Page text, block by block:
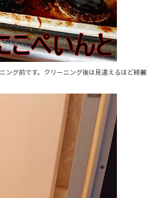
ング前です。クリーニング後は見違えるほど綺麗